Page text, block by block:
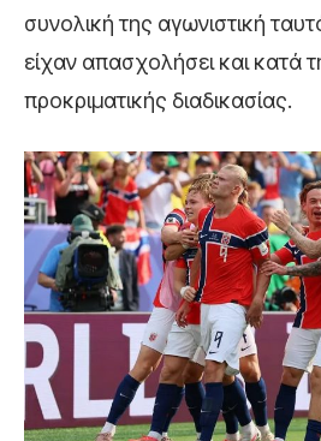
συνολική της αγωνιστική
είχαν απασχολήσει και κατά
προκριματικής διαδικασίας.